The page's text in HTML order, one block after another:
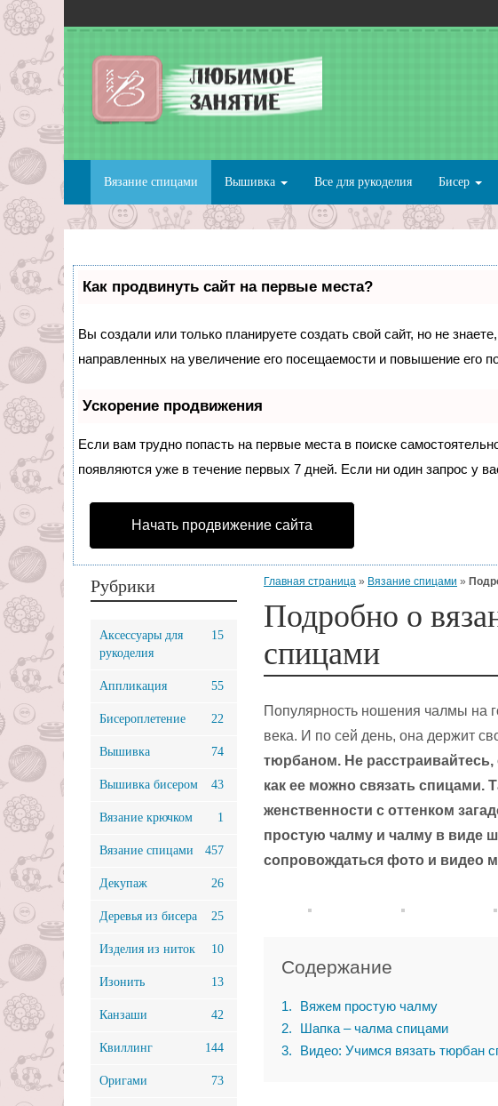
Вязание спицами Вышивка Все для рукоделия Бисер
Как продвинуть сайт на первые места?
Вы создали или только планируете создать свой сайт, но не
направленных на увеличение его посещаемости и повышение его
Ускорение продвижения
Если вам трудно попасть на первые места в поиске
появляются уже в течение первых 7 дней. Если ни один запрос у
Начать продвижение сайта
Главная страница » Вязание спицами »
Подробно о
спицами
Популярность ношения чалмы на
века. И по сей день, она держит
тюрбаном. Не расстраивайтесь,
как ее можно связать спицами.
женственности с оттенком
простую чалму и чалму в виде
сопровождаться фото и видео
Содержание
1
Вяжем простую чалму
2
Шапка – чалма спицами
3
Видео: Учимся вязать тюрбан
Рубрики
Аксессуары для
рукоделия
15
Аппликация 55
Бисероплетение 22
Вышивка 74
Вышивка бисером 43
Вязание крючком 1
Вязание спицами 457
Декупаж 26
Деревья из бисера 25
Изделия из ниток 10
Изонить 13
Канзаши 42
Квиллинг 144
Оригами 73